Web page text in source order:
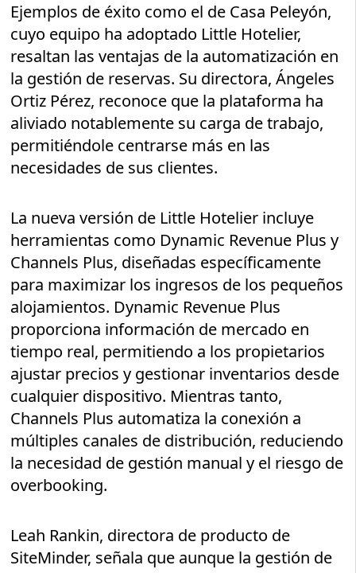
Ejemplos de éxito como el de Casa Peleyón,
cuyo equipo ha adoptado Little Hotelier,
resaltan las ventajas de la automatización en
la gestión de reservas. Su directora, Ángeles
Ortiz Pérez, reconoce que la plataforma ha
aliviado notablemente su carga de trabajo,
permitiéndole centrarse más en las
necesidades de sus clientes.
La nueva versión de Little Hotelier incluye
herramientas como Dynamic Revenue Plus y
Channels Plus, diseñadas específicamente
para maximizar los ingresos de los pequeños
alojamientos. Dynamic Revenue Plus
proporciona información de mercado en
tiempo real, permitiendo a los propietarios
ajustar precios y gestionar inventarios desde
cualquier dispositivo. Mientras tanto,
Channels Plus automatiza la conexión a
múltiples canales de distribución, reduciendo
la necesidad de gestión manual y el riesgo de
overbooking.
Leah Rankin, directora de producto de
SiteMinder, señala que aunque la gestión de